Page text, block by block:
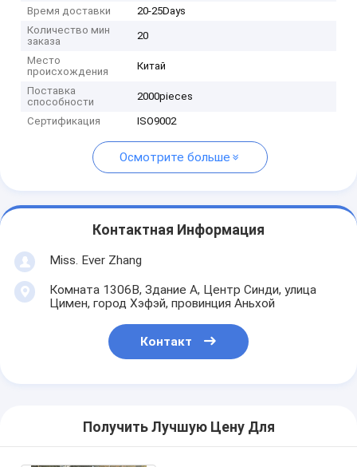
Время доставки
20-25Days
Количество мин
заказа
20
Место
происхождения
Китай
Поставка
способности
2000pieces
Сертификация ISO9002
Осмотрите больше
Контактная Информация
Miss. Ever Zhang
Комната 1306B, Здание A, Центр Синди, улица
Цимен, город Хэфэй, провинция Аньхой
Контакт
Получить Лучшую Цену Для